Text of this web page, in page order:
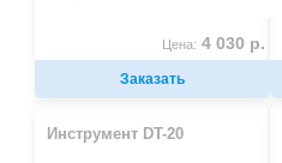
Цена: 4 030 р.
Заказать
Инструмент DT-20